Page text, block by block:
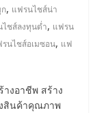
, แฟรนไชส์น่า
ชส์ลงทุนต่ำ, แฟรน
นไชส์อเมซอน, แฟ
งอาชีพ สร้าง
สินค้าคุณภาพ